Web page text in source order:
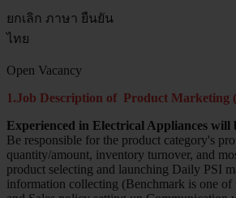
ยกเลิก ภาษา ยืนยัน
ไทย
Open Vacancy
1.Job Description of Product Marketing
Experienced in Electrical Appliances will
Be responsible for the product category's
quantity/amount, inventory turnover, and
product selecting and launching Daily PSI
information collecting (Benchmark is one of